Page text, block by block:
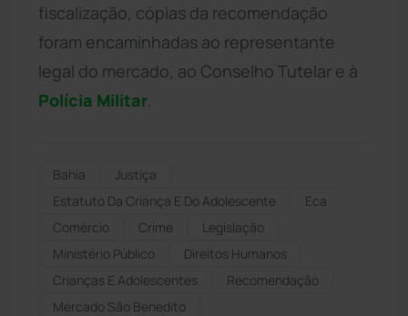
fiscalização, cópias da recomendação
foram encaminhadas ao representante
legal do mercado, ao Conselho Tutelar e à
Polícia Militar
Bahia
Justiça
Estatuto Da Criança E Do Adolescente
Eca
Comércio
Crime
Legislação
Ministério Público
Direitos Humanos
Crianças E Adolescentes
Recomendação
Mercado São Benedito